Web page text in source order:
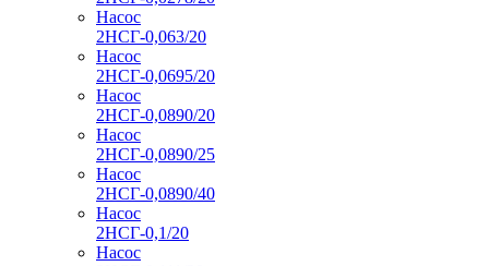
Насос
2НСГ-0,063/20
Насос
2НСГ-0,0695/20
Насос
2НСГ-0,0890/20
Насос
2НСГ-0,0890/25
Насос
2НСГ-0,0890/40
Насос
2НСГ-0,1/20
Насос